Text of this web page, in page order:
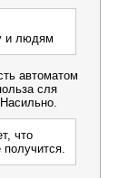
и людям
автоматом
сля
что
получится.